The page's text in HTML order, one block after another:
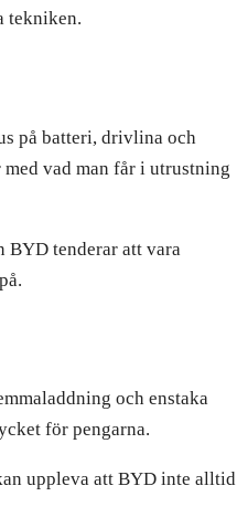
tekniken.
på batteri, drivlina och
vad man får i utrustning
BYD tenderar att vara
och enstaka
för pengarna.
uppleva att BYD inte alltid